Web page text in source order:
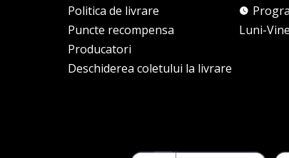
Politica de livrare
Puncte recompensa
Producatori
Deschiderea coletului la livrare
Luni-